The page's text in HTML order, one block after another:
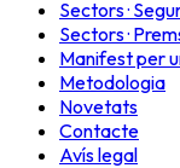
Sectors ·
Sectors ·
Manifest per
Metodologia
Novetats
Contacte
Avís legal